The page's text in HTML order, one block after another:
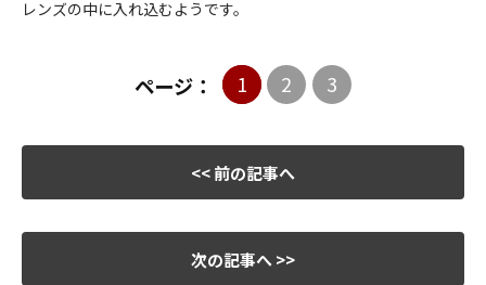
レンズの中に入れ込むようです。
ページ： 1 2 3
<< 前の記事へ
次の記事へ >>